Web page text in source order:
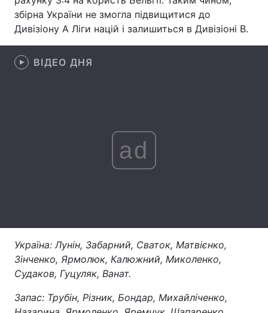
Цікавинки Погода
Екологія
Лонгріди
Вакансії
збірна України не змогла підвищитися до
Дивізіону А Ліги націй і залишиться в Дивізіоні B.
ВІДЕО ДНЯ
ad
Україна: Лунін, Забарний, Сваток, Матвієнко,
Зінченко, Ярмолюк, Калюжний, Миколенко,
Судаков, Гуцуляк, Ванат.
Запас: Трубін, Різник, Бондар, Михайліченко,